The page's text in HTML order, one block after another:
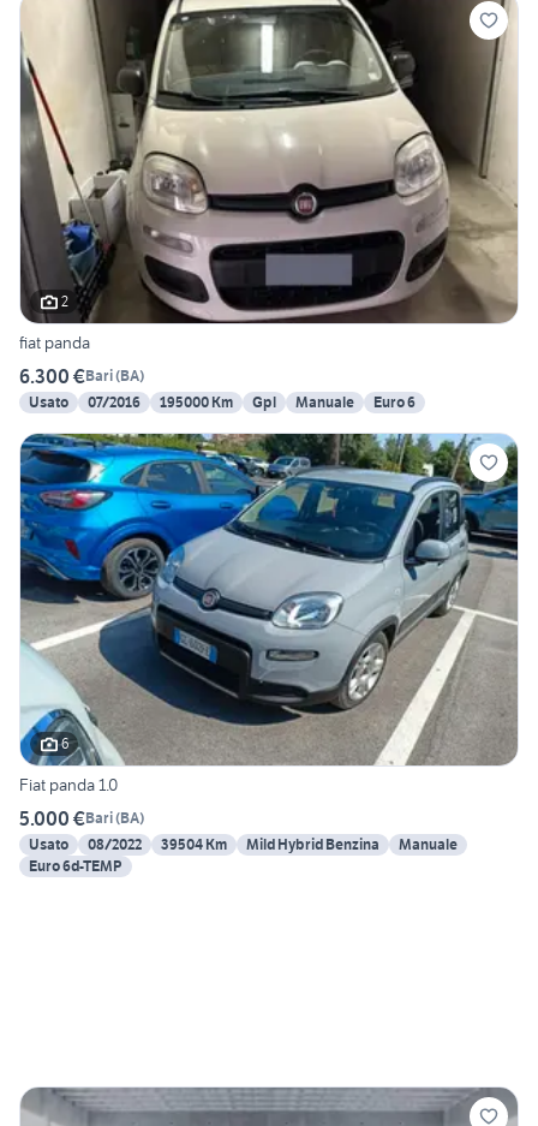
2
fiat panda
6.300 €Bari(BA)
Usato
07/2016 195000 Km Gpl Manuale Euro 6
6
Fiat panda 1.0
5.000 €Bari(BA)
Usato
08/2022 39504 Km Mild Hybrid Benzina
Manuale
Euro 6d-TEMP